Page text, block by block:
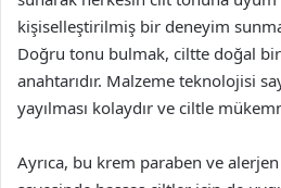
kişiselleştirilmiş bir deneyim
Doğru tonu bulmak, ciltte doğal
anahtarıdır. Malzeme teknolojisi
yayılması kolaydır ve ciltle
Ayrıca, bu krem paraben ve